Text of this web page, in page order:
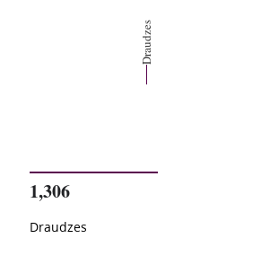
Draudzes
1,306
Draudzes